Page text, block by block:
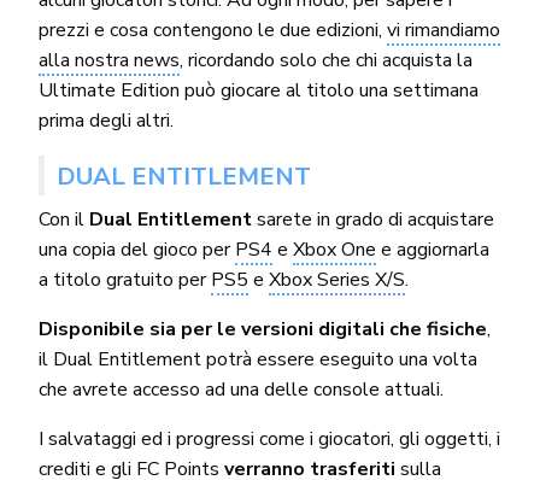
prezzi e cosa contengono le due edizioni,vi rimandiamo
alla nostra news, ricordando solo che chi acquista la
Ultimate Edition può giocare al titolo una settimana
prima degli altri.
DUAL ENTITLEMENT
Con il Dual Entitlementsarete in grado di acquistare
una copia del gioco perPS4 eXbox One e aggiornarla
a titolo gratuito perPS5 eXbox Series X/S.
Disponibile sia per le versioni digitali che fisiche,
il Dual Entitlement potrà essere eseguito una volta
che avrete accesso ad una delle console attuali.
I salvataggi ed i progressi come i giocatori, gli oggetti, i
crediti e gli FC Points verranno trasferiti sulla